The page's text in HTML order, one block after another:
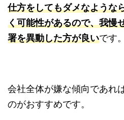
仕方をしてもダメなような
く可能性があるので、我慢
署を異動した方が良いです。
会社全体が嫌な傾向であれ
のがおすすめです。